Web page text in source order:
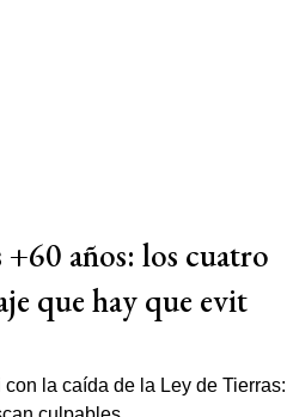
+60 años: los cuatro
que hay que evit